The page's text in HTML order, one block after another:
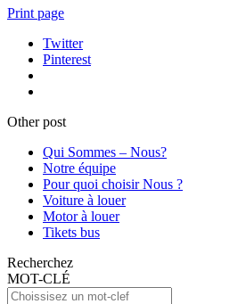
Print page
Twitter
Pinterest
Other post
Qui Sommes – Nous?
Notre équipe
Pour quoi choisir Nous ?
Voiture à louer
Motor à louer
Tikets bus
Recherchez
MOT-CLÉ